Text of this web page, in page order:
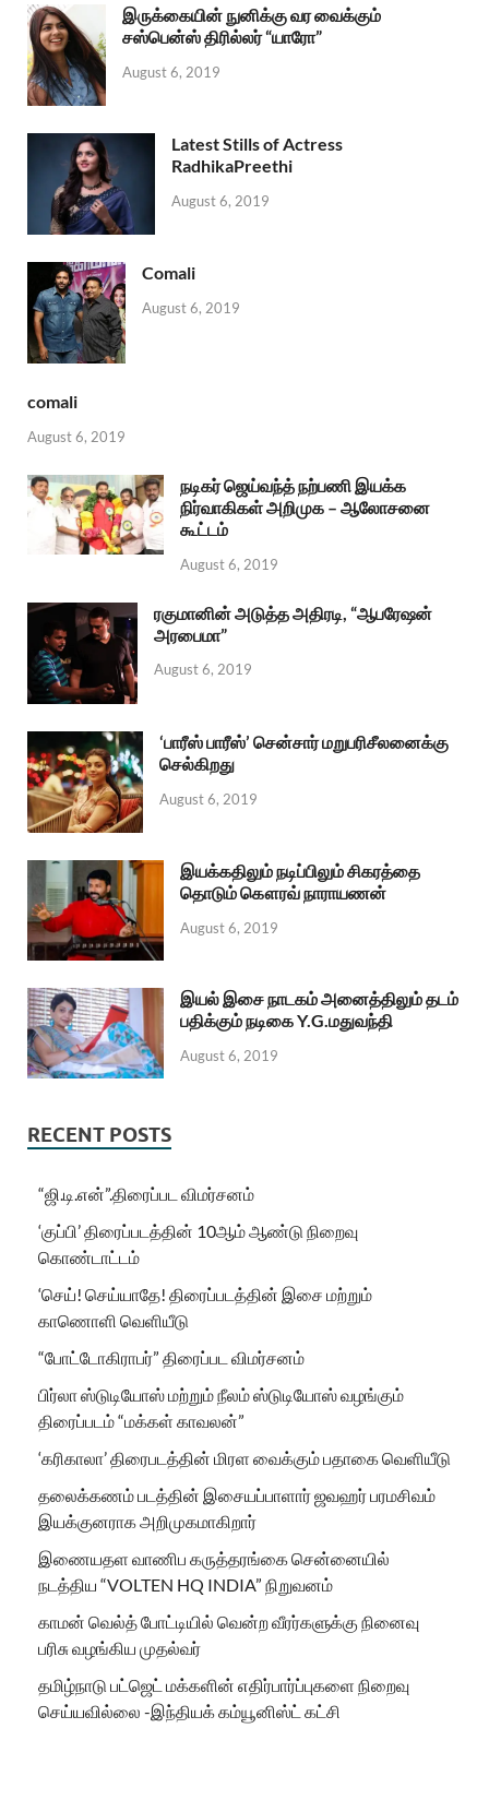
இருக்கையின் நுனிக்கு வர வைக்கும்
சஸ்பென்ஸ் திரில்லர் “யாரோ”
August 6, 2019
Latest Stills of Actress
RadhikaPreethi
August 6, 2019
Comali
August 6, 2019
comali
August 6, 2019
நடிகர் ஜெய்வந்த் நற்பணி இயக்க
நிர்வாகிகள் அறிமுக – ஆலோசனை
கூட்டம்
August 6, 2019
ரகுமானின் அடுத்த அதிரடி, “ஆபரேஷன்
அரபைமா”
August 6, 2019
‘பாரீஸ் பாரீஸ்’ சென்சார் மறுபரிசீலனைக்கு
செல்கிறது
August 6, 2019
இயக்கதிலும் நடிப்பிலும் சிகரத்தை
தொடும் கௌரவ் நாராயணன்
August 6, 2019
இயல் இசை நாடகம் அனைத்திலும் தடம்
பதிக்கும் நடிகை Y.G.மதுவந்தி
August 6, 2019
RECENT POSTS
“ஜி.டி.என்”.திரைப்பட விமர்சனம்
‘குப்பி’ திரைப்படத்தின் 10ஆம் ஆண்டு நிறைவு
கொண்டாட்டம்
‘செய்! செய்யாதே! திரைப்படத்தின் இசை மற்றும்
காணொளி வெளியீடு
“போட்டோகிராபர்” திரைப்பட விமர்சனம்
பிர்லா ஸ்டுடியோஸ் மற்றும் நீலம் ஸ்டுடியோஸ் வழங்கும்
திரைப்படம் “மக்கள் காவலன்”
‘கரிகாலா’ திரைபடத்தின் மிரள வைக்கும் பதாகை வெளியீடு
தலைக்கணம் படத்தின் இசையப்பாளார் ஜவஹர் பரமசிவம்
இயக்குனராக அறிமுகமாகிறார்
இணையதள வாணிப கருத்தரங்கை சென்னையில்
நடத்திய “VOLTEN HQ INDIA” நிறுவனம்
காமன் வெல்த் போட்டியில் வென்ற வீரர்களுக்கு நினைவு
பரிசு வழங்கிய முதல்வர்
தமிழ்நாடு பட்ஜெட் மக்களின் எதிர்பார்ப்புகளை நிறைவு
செய்யவில்லை -இந்தியக் கம்யூனிஸ்ட் கட்சி